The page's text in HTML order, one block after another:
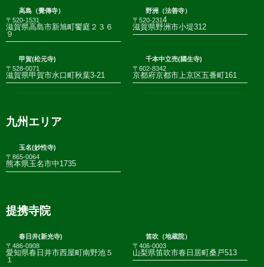
高島（覺傳寺）
〒520-1531
滋賀県高島市新旭町饗庭２３６
９
野洲（法善寺）
〒520-2314
滋賀県野洲市小堤312
甲賀(松元寺)
〒528-0071
滋賀県甲賀市水口町秋葉3-21
千本中立売(國生寺)
〒602-8342
京都府京都市上京区五番町161
九州エリア
玉名(妙性寺)
〒865-0064
熊本県玉名市中1735
提携寺院
春日井(新光寺)
〒486-0908
愛知県春日井市西屋町南野池５
１
笛吹（地蔵院）
〒406-0003
山梨県笛吹市春日居町桑戸513